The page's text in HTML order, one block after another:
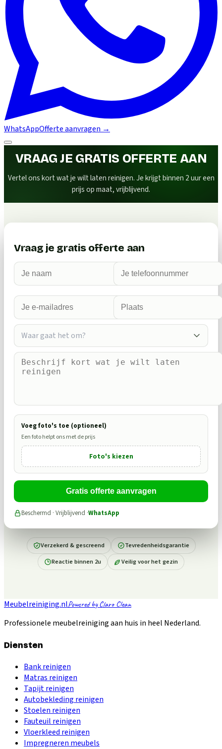
WhatsAppOfferte aanvragen →
VRAAG JE GRATIS OFFERTE AAN
Vertel ons kort wat je wilt laten reinigen. Je krijgt binnen 2 uur een
prijs op maat, vrijblijvend.
Vraag je gratis offerte aan
Waar gaat het om?
Voeg foto's toe (optioneel)
Een foto helpt ons met de prijs
Foto's kiezen
Gratis offerte aanvragen
Beschermd · Vrijblijvend ·WhatsApp
Verzekerd & gescreend
Tevredenheidsgarantie
Reactie binnen 2u
Veilig voor het gezin
Meubelreiniging.nlPowered by Claro Clean
Professionele meubelreiniging aan huis in heel Nederland.
Diensten
Bank reinigen
Matras reinigen
Tapijt reinigen
Autobekleding reinigen
Stoelen reinigen
Fauteuil reinigen
Vloerkleed reinigen
Impregneren meubels